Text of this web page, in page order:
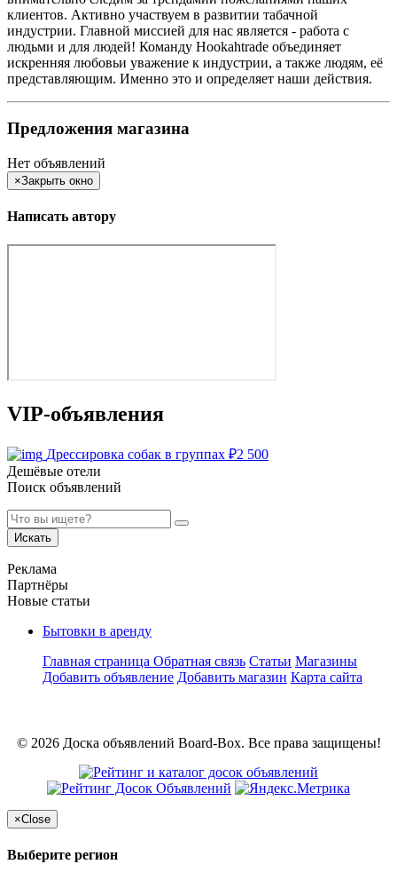
клиентов. Активно участвуем в развитии табачной
индустрии. Главной миссией для нас является - работа с
людьми и для людей! Команду Hookahtrade объединяет
искренняя любовьи уважение к индустрии, а также людям, её
представляющим. Именно это и определяет наши действия.
Предложения магазина
Нет объявлений
×Закрыть окно
Написать автору
VIP-объявления
Дрессировка собак в группах ₽2 500
Дешёвые отели
Поиск объявлений
Искать
Реклама
Партнёры
Новые статьи
Бытовки в аренду
Главная страница Обратная связь Статьи Магазины
Добавить объявление Добавить магазин Карта сайта
© 2026 Доска объявлений Board-Box. Все права защищены!
×Close
Выберите регион